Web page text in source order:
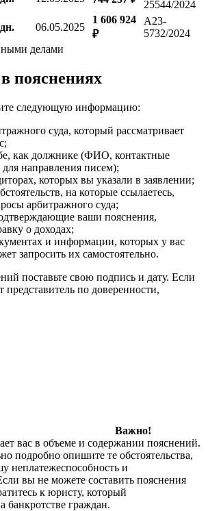
25544/2024
06.05.2025
1 606 924
₽
А23-
5732/2024
делами
пояснениях
следующую информацию:
суда, который рассматривает
как должнике (ФИО, контактные
направления писем);
которых вы указали в заявлении;
на которые ссылаетесь,
арбитражного суда;
ваши пояснения,
о доходах;
и информации, которых у вас
запросить их самостоятельно.
поставьте свою подпись и дату. Если
представитель по доверенности,
Важно!
вас в объеме и содержании пояснений.
подробно опишите те обстоятельства,
неплатежеспособность и
вы не можете составить пояснения
к юристу, который
банкротстве граждан.